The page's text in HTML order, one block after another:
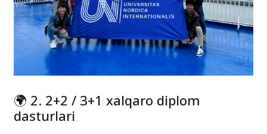
🌍 2. 2+2 / 3+1 xalqaro diplom
dasturlari